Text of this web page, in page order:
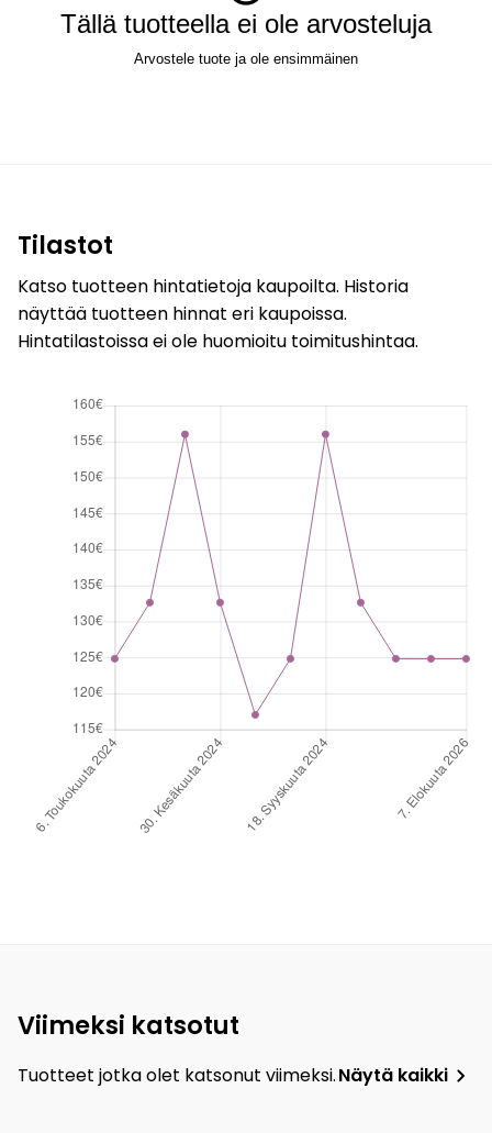
Tällä tuotteella ei ole arvosteluja
Arvostele tuote ja ole ensimmäinen
Tilastot
Katso tuotteen hintatietoja kaupoilta. Historia
näyttää tuotteen hinnat eri kaupoissa.
Hintatilastoissa ei ole huomioitu toimitushintaa.
Viimeksi katsotut
Tuotteet jotka olet katsonut viimeksi.Näytä kaikki